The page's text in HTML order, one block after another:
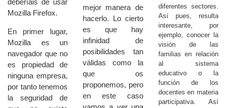
deberíais de usar
Mozilla Firefox.
En primer lugar,
Mozilla es un
navegador que no
es propiedad de
ninguna empresa,
por tanto tenemos
la seguridad de
mejor manera de
hacerlo. Lo cierto
es que hay
infinidad de
posibilidades tan
válidas como la
que os
proponemos, pero
en este caso
diferentes sectores.
Así pues, resulta
interesante, por
ejemplo, conocer la
visión de las
familias en relación
al sistema
educativo o la
función de los
docentes en materia
participativa. Así